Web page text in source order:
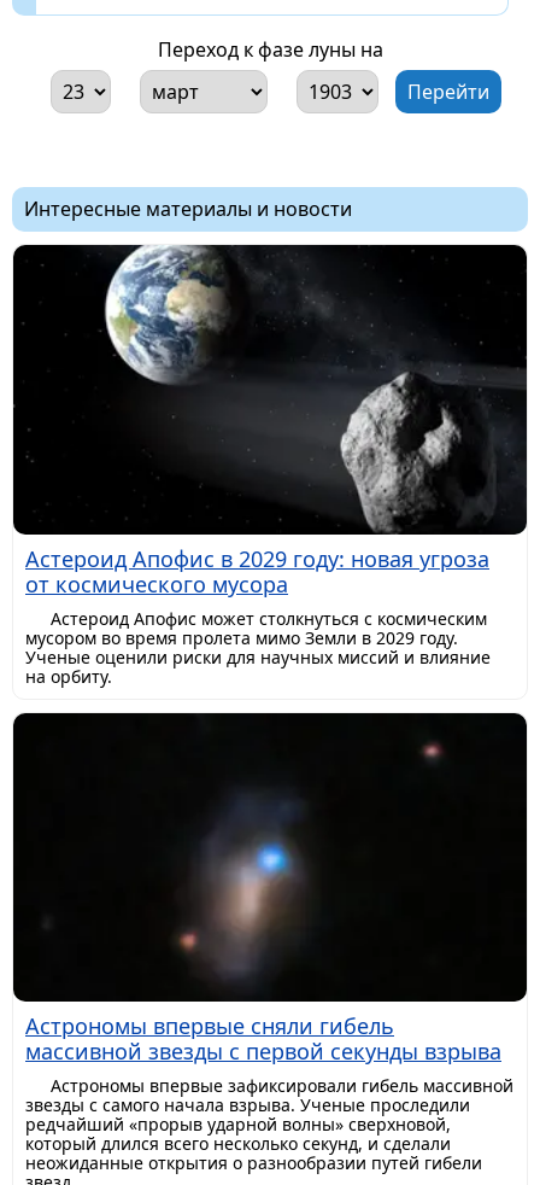
Переход к фазе луны на
Интересные материалы и новости
Астероид Апофис в 2029 году: новая угроза
от космического мусора
Астероид Апофис может столкнуться с космическим
мусором во время пролета мимо Земли в 2029 году.
Ученые оценили риски для научных миссий и влияние
на орбиту.
Астрономы впервые сняли гибель
массивной звезды с первой секунды взрыва
Астрономы впервые зафиксировали гибель массивной
звезды с самого начала взрыва. Ученые проследили
редчайший «прорыв ударной волны» сверхновой,
который длился всего несколько секунд, и сделали
неожиданные открытия о разнообразии путей гибели